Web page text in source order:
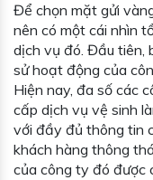
Để chọn mặt gửi
nên có một cái nhìn
dịch vụ đó. Đầu tiên,
sử hoạt động của
Hiện nay, đa số các
cấp dịch vụ vệ sinh
với đầy đủ thông tin
khách hàng thông
của công ty đó được